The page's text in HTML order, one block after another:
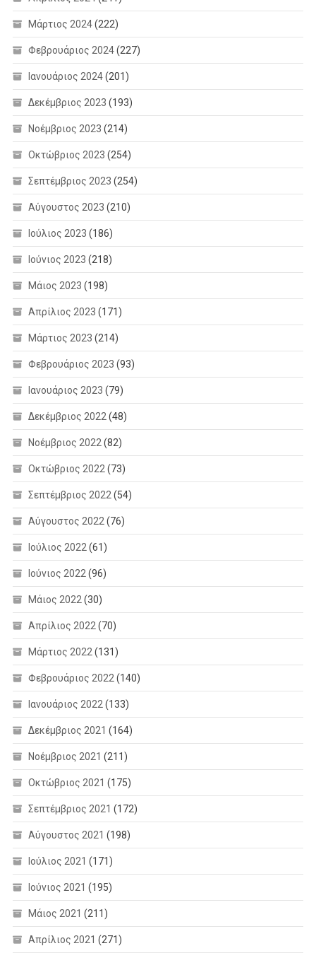
Μάρτιος 2024(222)
Φεβρουάριος 2024(227)
Ιανουάριος 2024(201)
Δεκέμβριος 2023 (193)
Νοέμβριος 2023 (214)
Οκτώβριος 2023 (254)
Σεπτέμβριος 2023 (254)
Αύγουστος 2023 (210)
Ιούλιος 2023 (186)
Ιούνιος 2023 (218)
Μάιος 2023 (198)
Απρίλιος 2023 (171)
Μάρτιος 2023 (214)
Φεβρουάριος 2023 (93)
Ιανουάριος 2023 (79)
Δεκέμβριος 2022 (48)
Νοέμβριος 2022 (82)
Οκτώβριος 2022 (73)
Σεπτέμβριος 2022 (54)
Αύγουστος 2022 (76)
Ιούλιος 2022 (61)
Ιούνιος 2022 (96)
Μάιος 2022 (30)
Απρίλιος 2022 (70)
Μάρτιος 2022 (131)
Φεβρουάριος 2022 (140)
Ιανουάριος 2022 (133)
Δεκέμβριος 2021 (164)
Νοέμβριος 2021 (211)
Οκτώβριος 2021 (175)
Σεπτέμβριος 2021 (172)
Αύγουστος 2021 (198)
Ιούλιος 2021 (171)
Ιούνιος 2021 (195)
Μάιος 2021 (211)
Απρίλιος 2021 (271)